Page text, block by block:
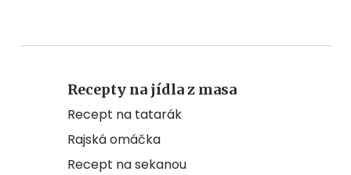
Recepty na jídla z masa
Recept na tatarák
Rajská omáčka
Recept na sekanou